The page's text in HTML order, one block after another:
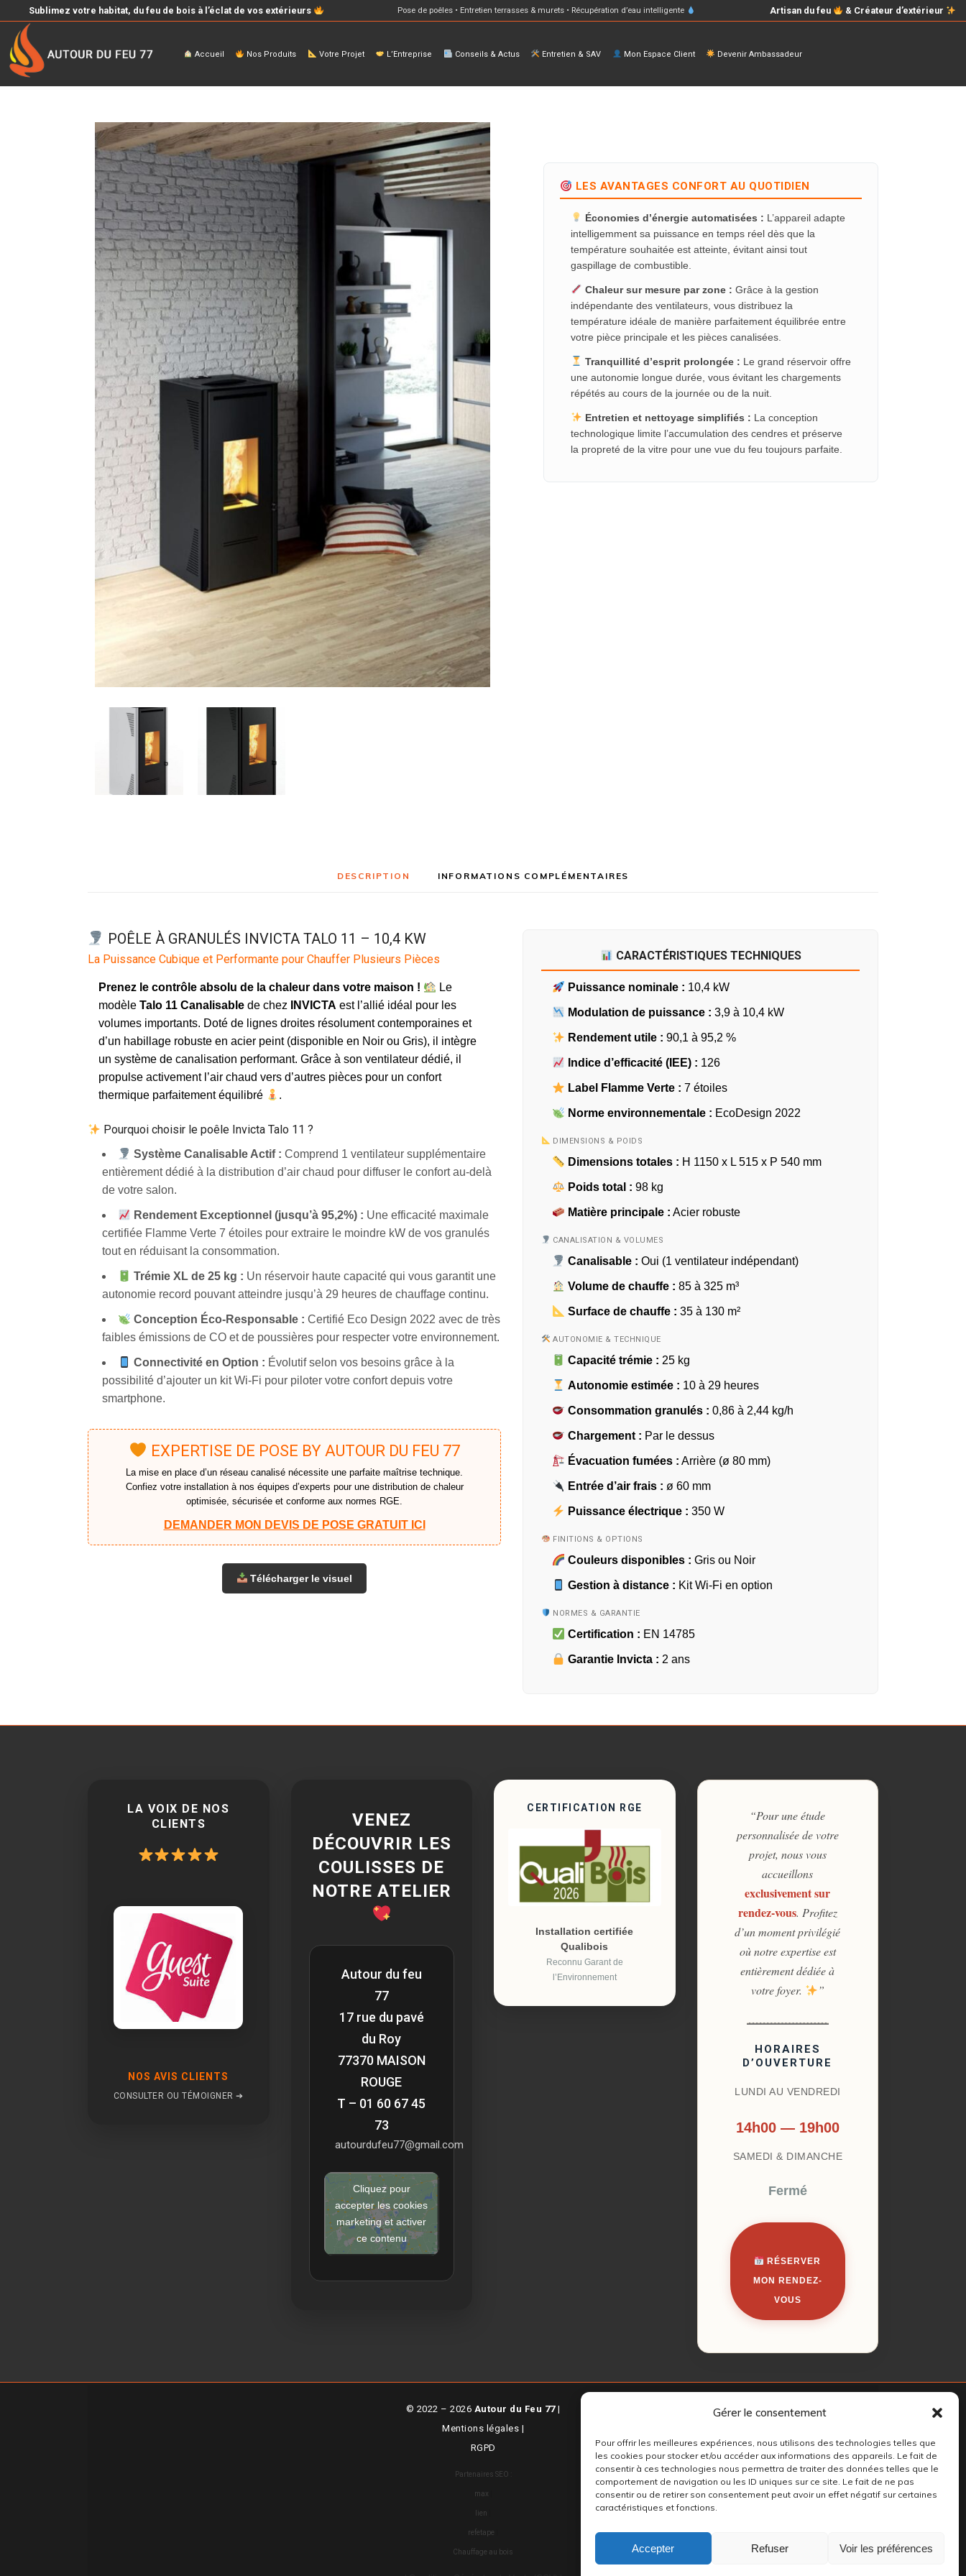
Gérer le consentement
Pour offrir les meilleures expériences, nous utilisons des technologies telles que
les cookies pour stocker et/ou accéder aux informations des appareils. Le fait de
consentir à ces technologies nous permettra de traiter des données telles que le
comportement de navigation ou les ID uniques sur ce site. Le fait de ne pas
consentir ou de retirer son consentement peut avoir un effet négatif sur certaines
caractéristiques et fonctions.
Accepter Refuser Voir les préférences
Sublimez votre habitat, du feu de bois à l’éclat de vos extérieurs Pose de poêles • Entretien terrasses & murets • Récupération d’eau intelligente Artisan du feu & Créateur d’extérieur
Accueil Nos Produits Votre Projet L’Entreprise Conseils & Actus Entretien & SAV Mon Espace Client Devenir Ambassadeur
LES AVANTAGES CONFORT AU QUOTIDIEN
Économies d’énergie automatisées : L’appareil adapte
intelligemment sa puissance en temps réel dès que la
température souhaitée est atteinte, évitant ainsi tout
gaspillage de combustible.
Chaleur sur mesure par zone : Grâce à la gestion
indépendante des ventilateurs, vous distribuez la
température idéale de manière parfaitement équilibrée entre
votre pièce principale et les pièces canalisées.
Tranquillité d’esprit prolongée : Le grand réservoir offre
une autonomie longue durée, vous évitant les chargements
répétés au cours de la journée ou de la nuit.
Entretien et nettoyage simplifiés : La conception
technologique limite l’accumulation des cendres et préserve
la propreté de la vitre pour une vue du feu toujours parfaite.
DESCRIPTION INFORMATIONS COMPLÉMENTAIRES
POÊLE À GRANULÉS INVICTA TALO 11 – 10,4 KW
La Puissance Cubique et Performante pour Chauffer Plusieurs Pièces
Prenez le contrôle absolu de la chaleur dans votre maison !
Le
modèle Talo 11 Canalisable de chez INVICTA est l’allié idéal pour les
volumes importants. Doté de lignes droites résolument contemporaines et
d’un habillage robuste en acier peint (disponible en Noir ou Gris), il intègre
un système de canalisation performant. Grâce à son ventilateur dédié, il
propulse activement l’air chaud vers d’autres pièces pour un confort
thermique parfaitement équilibré
.
Pourquoi choisir le poêle Invicta Talo 11 ?
Système Canalisable Actif : Comprend 1 ventilateur supplémentaire
entièrement dédié à la distribution d’air chaud pour diffuser le confort au-delà
de votre salon.
Rendement Exceptionnel (jusqu’à 95,2%) : Une efficacité maximale
certifiée Flamme Verte 7 étoiles pour extraire le moindre kW de vos granulés
tout en réduisant la consommation.
Trémie XL de 25 kg : Un réservoir haute capacité qui vous garantit une
autonomie record pouvant atteindre jusqu’à 29 heures de chauffage continu.
Conception Éco-Responsable : Certifié Eco Design 2022 avec de très
faibles émissions de CO et de poussières pour respecter votre environnement.
Connectivité en Option : Évolutif selon vos besoins grâce à la
possibilité d’ajouter un kit Wi-Fi pour piloter votre confort depuis votre
smartphone.
EXPERTISE DE POSE BY AUTOUR DU FEU 77
La mise en place d’un réseau canalisé nécessite une parfaite maîtrise technique.
Confiez votre installation à nos équipes d’experts pour une distribution de chaleur
optimisée, sécurisée et conforme aux normes RGE.
DEMANDER MON DEVIS DE POSE GRATUIT ICI
Télécharger le visuel
CARACTÉRISTIQUES TECHNIQUES
Puissance nominale : 10,4 kW
Modulation de puissance : 3,9 à 10,4 kW
Rendement utile : 90,1 à 95,2 %
Indice d’efficacité (IEE) : 126
Label Flamme Verte : 7 étoiles
Norme environnementale : EcoDesign 2022
DIMENSIONS & POIDS
Dimensions totales : H 1150 x L 515 x P 540 mm
Poids total : 98 kg
Matière principale : Acier robuste
CANALISATION & VOLUMES
Canalisable : Oui (1 ventilateur indépendant)
Volume de chauffe : 85 à 325 m³
Surface de chauffe : 35 à 130 m²
AUTONOMIE & TECHNIQUE
Capacité trémie : 25 kg
Autonomie estimée : 10 à 29 heures
Consommation granulés : 0,86 à 2,44 kg/h
Chargement : Par le dessus
Évacuation fumées : Arrière (ø 80 mm)
Entrée d’air frais : ø 60 mm
Puissance électrique : 350 W
FINITIONS & OPTIONS
Couleurs disponibles : Gris ou Noir
Gestion à distance : Kit Wi-Fi en option
NORMES & GARANTIE
Certification : EN 14785
Garantie Invicta : 2 ans
LA VOIX DE NOS
CLIENTS
NOS AVIS CLIENTS
CONSULTER OU TÉMOIGNER ➔
VENEZ
DÉCOUVRIR LES
COULISSES DE
NOTRE ATELIER
Autour du feu
77
17 rue du pavé
du Roy
77370 MAISON
ROUGE
T – 01 60 67 45
73
autourdufeu77@gmail.com
Cliquez pour
accepter les cookies
marketing et activer
ce contenu
CERTIFICATION RGE
Installation certifiée
Qualibois
Reconnu Garant de
l’Environnement
“Pour une étude
personnalisée de votre
projet, nous vous
accueillons
exclusivement sur
rendez-vous. Profitez
d’un moment privilégié
où notre expertise est
entièrement dédiée à
votre foyer.
”
HORAIRES
D’OUVERTURE
LUNDI AU VENDREDI
14h00 — 19h00
SAMEDI & DIMANCHE
Fermé
RÉSERVER
MON RENDEZ-
VOUS
© 2022 – 2026 Autour du Feu 77|
Mentions légales |
RGPD
Partenaires SEO :
max
lien
refetape
Chauffage au bois